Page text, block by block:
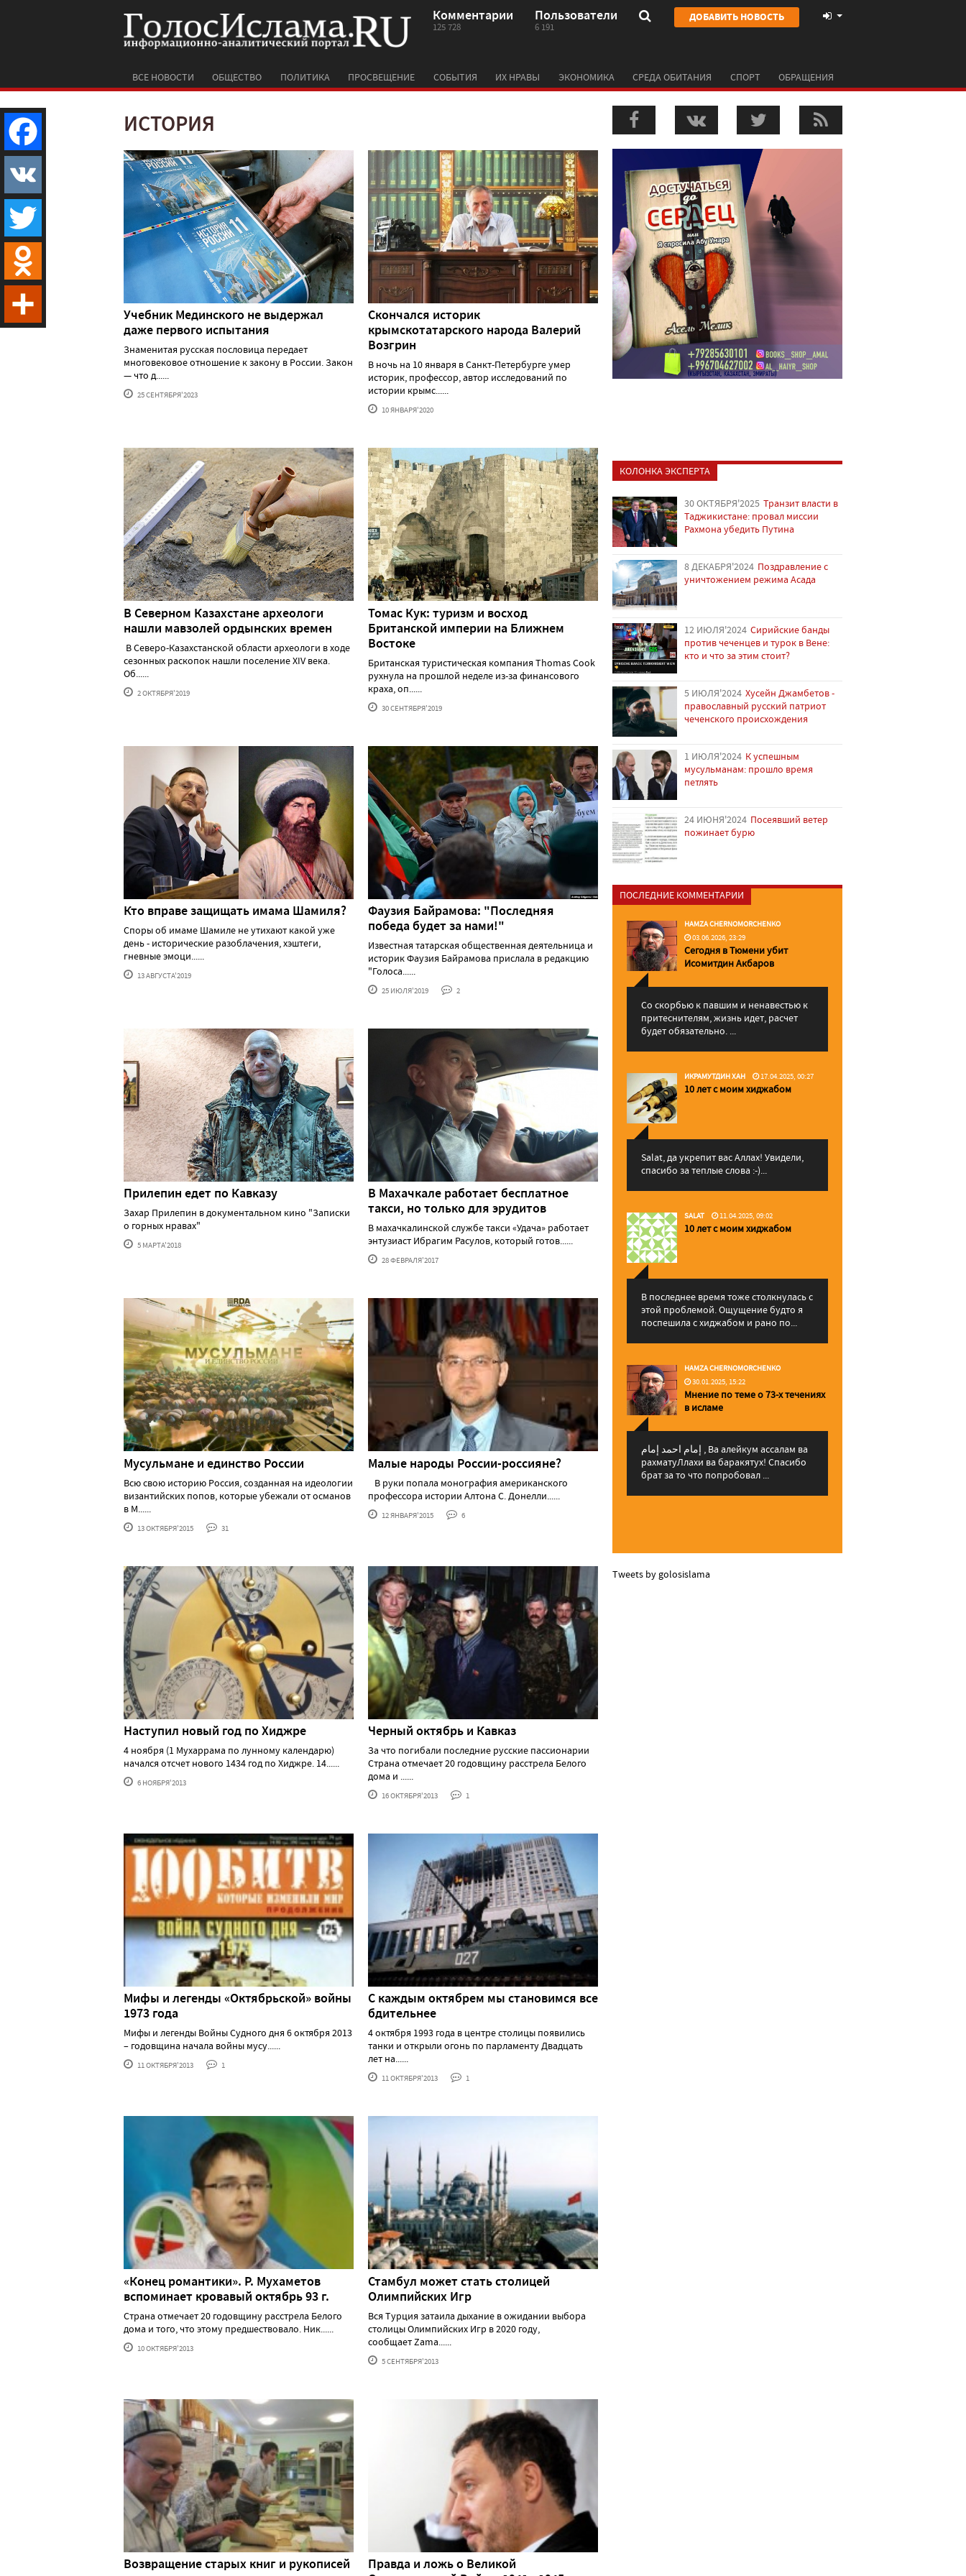
Комментарии
125 728
Пользователи
6 191
ДОБАВИТЬ НОВОСТЬ
ВСЕ НОВОСТИ ОБЩЕСТВО ПОЛИТИКА ПРОСВЕЩЕНИЕ СОБЫТИЯ ИХ НРАВЫ ЭКОНОМИКА СРЕДА ОБИТАНИЯ СПОРТ ОБРАЩЕНИЯ
ИСТОРИЯ
Учебник Мединского не выдержал
даже первого испытания
Знаменитая русская пословица передает
многовековое отношение к закону в России. Закон
— что д......
25 СЕНТЯБРЯ'2023
Скончался историк
крымскотатарского народа Валерий
Возгрин
В ночь на 10 января в Санкт-Петербурге умер
историк, профессор, автор исследований по
истории крымс......
10 ЯНВАРЯ'2020
В Северном Казахстане археологи
нашли мавзолей ордынских времен
В Северо-Казахстанской области археологи в ходе
сезонных раскопок нашли поселение XIV века.
Об......
2 ОКТЯБРЯ'2019
Томас Кук: туризм и восход
Британской империи на Ближнем
Востоке
Британская туристическая компания Thomas Cook
рухнула на прошлой неделе из-за финансового
краха, оп......
30 СЕНТЯБРЯ'2019
Кто вправе защищать имама Шамиля?
Споры об имаме Шамиле не утихают какой уже
день - исторические разоблачения, хэштеги,
гневные эмоци......
13 АВГУСТА'2019
Фаузия Байрамова: "Последняя
победа будет за нами!"
Известная татарская общественная деятельница и
историк Фаузия Байрамова прислала в редакцию
"Голоса......
25 ИЮЛЯ'2019 2
Прилепин едет по Кавказу
Захар Прилепин в документальном кино "Записки
о горных нравах"
5 МАРТА'2018
В Махачкале работает бесплатное
такси, но только для эрудитов
В махачкалинской службе такси «Удача» работает
энтузиаст Ибрагим Расулов, который готов......
28 ФЕВРАЛЯ'2017
Мусульмане и единство России
Всю свою историю Россия, созданная на идеологии
византийских попов, которые убежали от османов
в М......
13 ОКТЯБРЯ'2015 31
Малые народы России-россияне?
В руки попала монография американского
профессора истории Алтона С. Донелли......
12 ЯНВАРЯ'2015 6
Наступил новый год по Хиджре
4 ноября (1 Мухаррама по лунному календарю)
начался отсчет нового 1434 год по Хиджре. 14......
6 НОЯБРЯ'2013
Черный октябрь и Кавказ
За что погибали последние русские пассионарии
Страна отмечает 20 годовщину расстрела Белого
дома и ......
16 ОКТЯБРЯ'2013 1
Мифы и легенды «Октябрьской» войны
1973 года
Мифы и легенды Войны Судного дня 6 октября 2013
– годовщина начала войны мусу......
11 ОКТЯБРЯ'2013 1
С каждым октябрем мы становимся все
бдительнее
4 октября 1993 года в центре столицы появились
танки и открыли огонь по парламенту Двадцать
лет на......
11 ОКТЯБРЯ'2013 1
«Конец романтики». Р. Мухаметов
вспоминает кровавый октябрь 93 г.
Страна отмечает 20 годовщину расстрела Белого
дома и того, что этому предшествовало. Ник......
10 ОКТЯБРЯ'2013
Стамбул может стать столицей
Олимпийских Игр
Вся Турция затаила дыхание в ожидании выбора
столицы Олимпийских Игр в 2020 году,
сообщает Zama......
5 СЕНТЯБРЯ'2013
Возвращение старых книг и рукописей
Правда и ложь о Великой
КОЛОНКА ЭКСПЕРТА
30 ОКТЯБРЯ'2025 Транзит власти в
Таджикистане: провал миссии
Рахмона убедить Путина
8 ДЕКАБРЯ'2024 Поздравление с
уничтожением режима Асада
12 ИЮЛЯ'2024 Сирийские банды
против чеченцев и турок в Вене:
кто и что за этим стоит?
5 ИЮЛЯ'2024 Хусейн Джамбетов -
православный русский патриот
чеченского происхождения
1 ИЮЛЯ'2024 К успешным
мусульманам: прошло время
петлять
24 ИЮНЯ'2024 Посеявший ветер
пожинает бурю
ПОСЛЕДНИЕ КОММЕНТАРИИ
HAMZA CHERNOMORCHENKO
03.06.2026, 23:29
Сегодня в Тюмени убит
Исомитдин Акбаров
Со скорбью к павшим и ненавестью к
притеснителям, жизнь идет, расчет
будет обязательно. ...
ИКРАМУТДИН ХАН 17.04.2025, 00:27
10 лет с моим хиджабом
Salat, да укрепит вас Аллаx! Увидели,
спасибо за теплые слова :-)...
SALAT 11.04.2025, 09:02
10 лет с моим хиджабом
В последнее время тоже столкнулась с
этой проблемой. Ощущение будто я
поспешила с хиджабом и рано по...
HAMZA CHERNOMORCHENKO
30.01.2025, 15:22
Мнение по теме о 73-х течениях
в исламе
إمام احمد إمام , Ва алейкум ассалам ва
рахматуЛлахи ва баракятух! Спасибо
брат за то что попробовал ...
Tweets by golosislama
Facebook
VK
Twitter
Odnoklassniki